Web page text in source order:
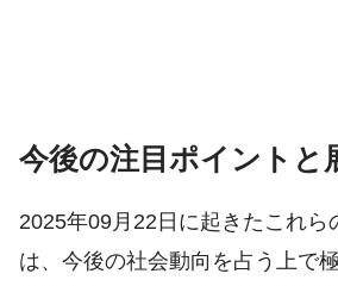
今後の注目ポイントと
2025年09月22日に起きたこれら
は、今後の社会動向を占う上で